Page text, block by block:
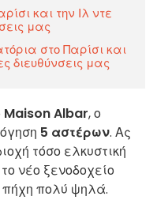
και την Ιλ ντε
μας
στο Παρίσι και
διευθύνσεις μας
Maison Albar, ο
5 αστέρων. Ας
τόσο ελκυστική
νέο ξενοδοχείο
πήχη πολύ ψηλά.